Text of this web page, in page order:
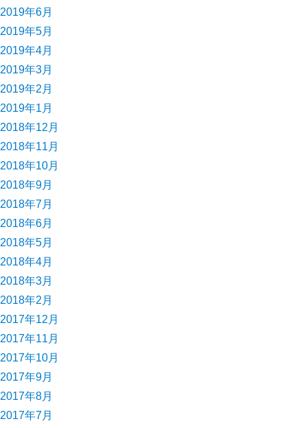
2019年6月
2019年5月
2019年4月
2019年3月
2019年2月
2019年1月
2018年12月
2018年11月
2018年10月
2018年9月
2018年7月
2018年6月
2018年5月
2018年4月
2018年3月
2018年2月
2017年12月
2017年11月
2017年10月
2017年9月
2017年8月
2017年7月